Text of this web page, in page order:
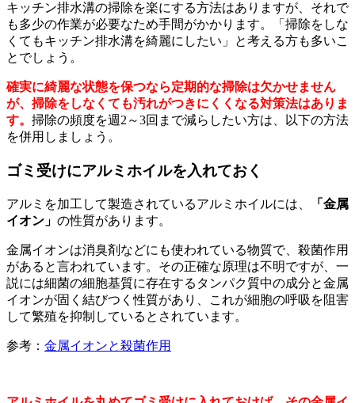
キッチン排水溝の掃除を楽にする方法はありますが、それで
も多少の作業が必要なため手間がかかります。「掃除をしな
くてもキッチン排水溝を綺麗にしたい」と考える方も多いこ
とでしょう。
確実に綺麗な状態を保つなら定期的な掃除は欠かせません
が、掃除をしなくても汚れがつきにくくなる対策法はありま
す。 掃除の頻度を週2～3回まで減らしたい方は、以下の方法
を併用しましょう。
ゴミ受けにアルミホイルを入れておく
アルミを加工して製造されているアルミホイルには、
「金属
イオン」 の性質があります。
金属イオンは消臭剤などにも使われている物質で、殺菌作用
があると言われています。その正確な原理は不明ですが、一
説には細菌の細胞基質に存在するタンパク質中の成分と金属
イオンが固く結びつく性質があり、これが細胞の呼吸を阻害
して繁殖を抑制しているとされています。
参考： 金属イオンと殺菌作用